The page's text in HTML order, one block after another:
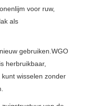
voor ruw,
als
gebruiken.WGO
herbruikbaar,
wisselen zonder